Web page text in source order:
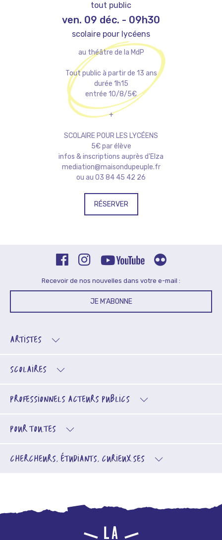
tout public
ven. 09 déc. - 09h30
scolaire pour lycéens
au théâtre de la MdP
Tout public à partir de 13 ans
durée 1h15
entrée 10/8/5€
+
SCOLAIRE POUR LES LYCÉENS
5€ par élève
infos & inscriptions auprès d'Elza
mediation@maisondupeuple.fr
ou au 03 84 45 42 26
RÉSERVER
Recevoir de nos nouvelles dans votre e-mail :
JE M'ABONNE
ARTISTES
SCOLAIRES
PROFESSIONNELS ACTEURS PUBLICS
POUR TOU.TES
CHERCHEURS, ÉTUDIANTS, CURIEUX.SES